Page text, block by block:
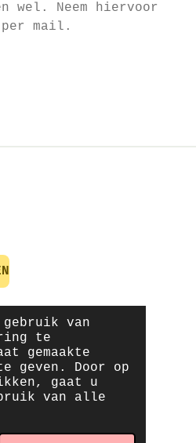
gebruik van
te
gemaakte
geven. Door op
gaat u
van alle
wel. Neem hiervoor
per mail.